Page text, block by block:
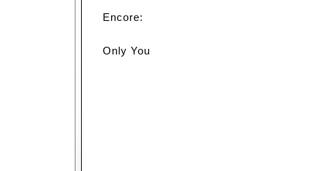
Encore:
Only You